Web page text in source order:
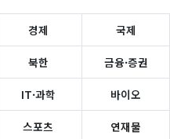
경제 국제
북한 금융·증권
IT·과학 바이오
스포츠 연재물